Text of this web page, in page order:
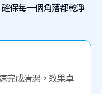
確保每一個角落都乾淨
完成清潔，效果卓